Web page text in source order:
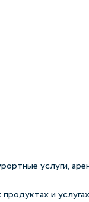
услуги,
и